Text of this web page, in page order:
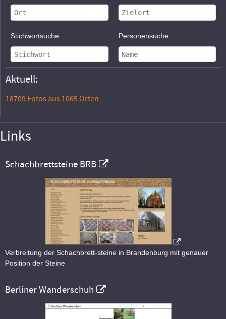
Stichwortsuche Personensuche
Aktuell:
18709 Fotos aus 1065 Orten
Links
Schachbrettsteine BRB
Verbreitung der Schachbrett-steine in Brandenburg mit genauer
Position der Steine
Berliner Wanderschuh